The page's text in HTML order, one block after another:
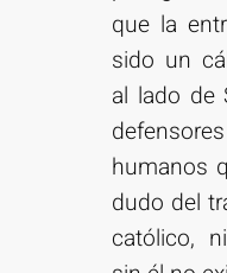
que la
sido un
al lado de
humanos
dudo del
católico,